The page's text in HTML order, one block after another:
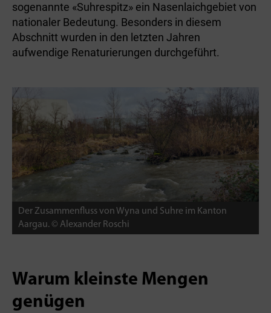
sogenannte «Suhrespitz» ein Nasenlaichgebiet von
nationaler Bedeutung. Besonders in diesem
Abschnitt wurden in den letzten Jahren
aufwendige Renaturierungen durchgeführt.
Der Zusammenfluss von Wyna und Suhre im Kanton
Aargau. © Alexander Roschi
Warum kleinste Mengen
genügen